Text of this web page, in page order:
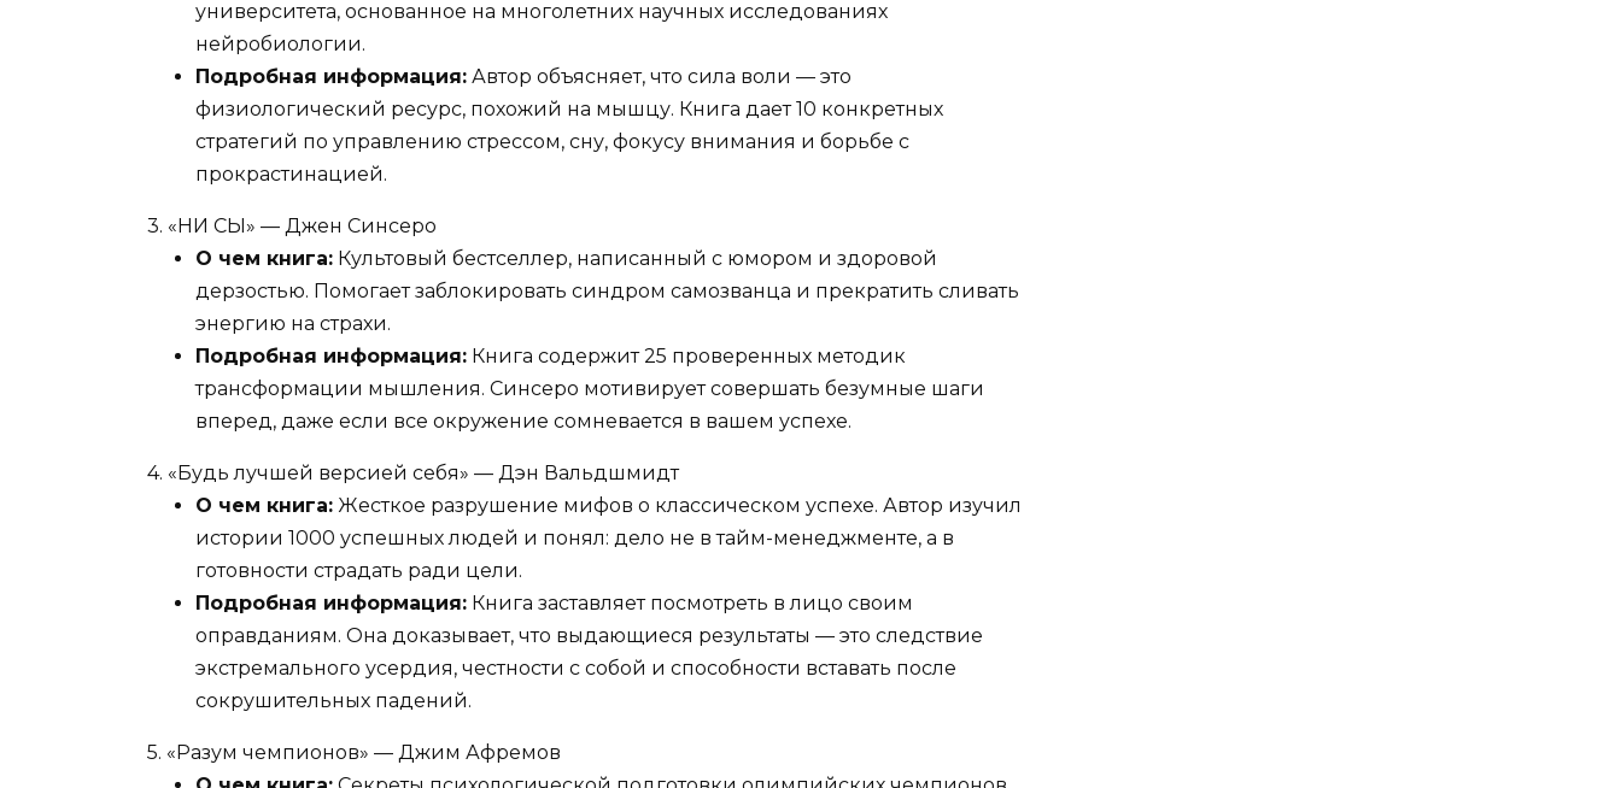
университета, основанное на многолетних научных исследованиях
нейробиологии.
Подробная информация: Автор объясняет, что сила воли — это
физиологический ресурс, похожий на мышцу. Книга дает 10 конкретных
стратегий по управлению стрессом, сну, фокусу внимания и борьбе с
прокрастинацией.
3. «НИ СЫ» — Джен Синсеро
О чем книга: Культовый бестселлер, написанный с юмором и здоровой
дерзостью. Помогает заблокировать синдром самозванца и прекратить сливать
энергию на страхи.
Подробная информация: Книга содержит 25 проверенных методик
трансформации мышления. Синсеро мотивирует совершать безумные шаги
вперед, даже если все окружение сомневается в вашем успехе.
4. «Будь лучшей версией себя» — Дэн Вальдшмидт
О чем книга: Жесткое разрушение мифов о классическом успехе. Автор изучил
истории 1000 успешных людей и понял: дело не в тайм-менеджменте, а в
готовности страдать ради цели.
Подробная информация: Книга заставляет посмотреть в лицо своим
оправданиям. Она доказывает, что выдающиеся результаты — это следствие
экстремального усердия, честности с собой и способности вставать после
сокрушительных падений.
5. «Разум чемпионов» — Джим Афремов